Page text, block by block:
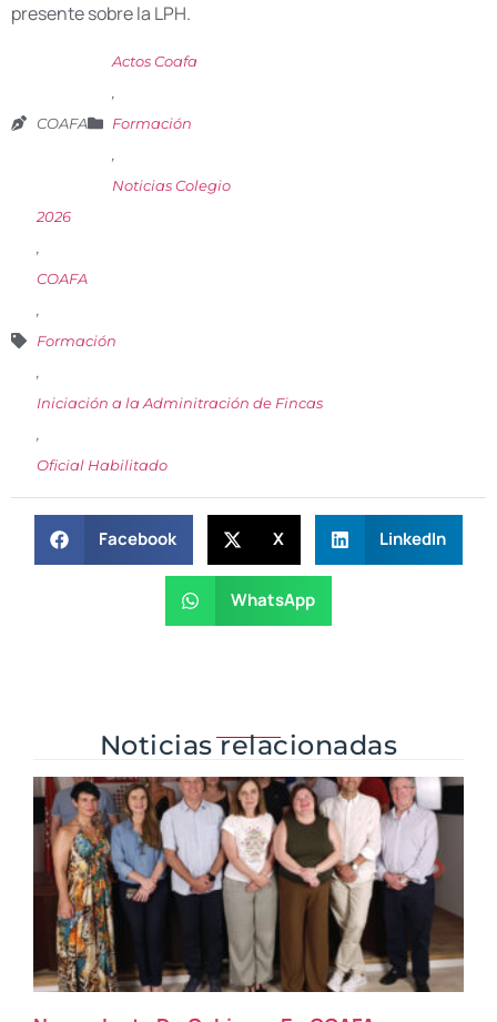
presente sobre la LPH.
COAFA
Actos Coafa
,
Formación
,
Noticias Colegio
2026
,
COAFA
,
Formación
,
Iniciación a la Adminitración de Fincas
,
Oficial Habilitado
Facebook X LinkedIn
WhatsApp
Noticias relacionadas